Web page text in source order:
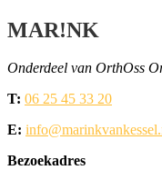
MAR!NK
Onder­deel van OrthOss
T: 06 25 45 33 20
E:
Bezoe­kadres